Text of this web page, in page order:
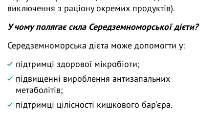
виключення з раціону окремих продуктів).
У чому полягає сила Середземноморської дієти?
Середземноморська дієта може допомогти у:
підтримці здорової мікробіоти;
підвищенні вироблення антизапальних
метаболітів;
підтримці цілісності кишкового бар'єра.